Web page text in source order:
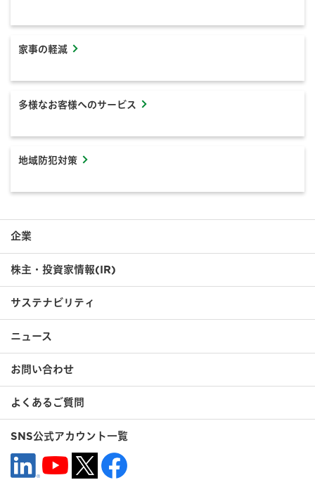
家事の軽減
多様なお客様へのサービス
地域防犯対策
企業
株主・投資家情報(IR)
サステナビリティ
ニュース
お問い合わせ
よくあるご質問
SNS公式アカウント一覧